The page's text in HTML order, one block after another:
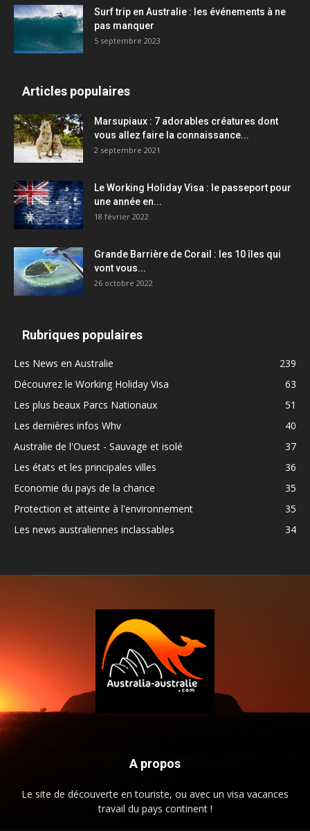
Surf trip en Australie : les événements à ne
pas manquer
5 septembre 2023
Articles populaires
Marsupiaux : 7 adorables créatures dont
vous allez faire la connaissance...
2 septembre 2021
Le Working Holiday Visa : le passeport pour
une année en...
18 février 2022
Grande Barrière de Corail : les 10 îles qui
vont vous...
26 octobre 2022
Rubriques populaires
Les News en Australie
239
Découvrez le Working Holiday Visa
63
Les plus beaux Parcs Nationaux
51
Les dernières infos Whv
40
Australie de l'Ouest - Sauvage et isolé
37
Les états et les principales villes
36
Economie du pays de la chance
35
Protection et atteinte à l'environnement
35
Les news australiennes inclassables
34
A propos
Le site de découverte en touriste, ou avec un visa vacances
travail du pays continent !